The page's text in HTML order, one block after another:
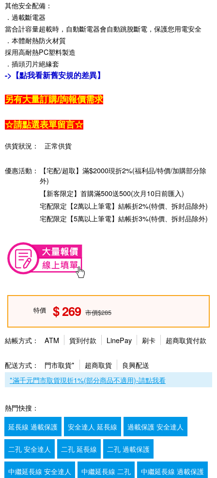
其他安全配備：
．過載斷電器
當合計容量超載時，自動斷電器會自動跳脫斷電，保護您用電安全
．本體耐熱防火材質
採用高耐熱PC塑料製造
．插頭刃片絕緣套
-> 【點我看新舊安規的差異】
另有大量訂購/詢報價需求
☆請點選表單留言☆
供貨狀況： 正常供貨
優惠活動：
【宅配/超取】滿$2000現折2%(福利品/特價/加購部分除
外)
【新客限定】首購滿500送500(次月10日前匯入)
宅配限定【2萬以上筆電】結帳折2%(特價、拆封品除外)
宅配限定【5萬以上筆電】結帳折3%(特價、拆封品除外)
特價 269 市價$285
結帳方式： ATM 貨到付款 LinePay 刷卡 超商取貨付款
配送方式： 門市取貨* 超商取貨
良興配送
*滿千元門市取貨現折1%(部分商品不適用)-請點我看
熱門快搜：
延長線 過載保護
安全達人 延長線 過載保護 安全達人
二孔 安全達人 二孔 延長線 二孔 過載保護
中繼延長線 安全達人 中繼延長線 二孔 中繼延長線 過載保護